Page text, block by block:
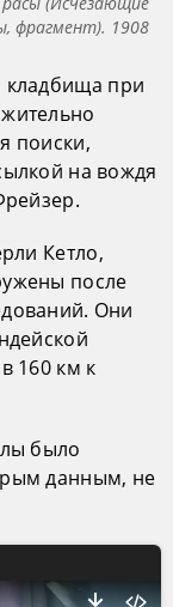
фрагмент). 1908
при
поиски,
на вождя
Кетло,
после
Они
160 км к
было
данным, не